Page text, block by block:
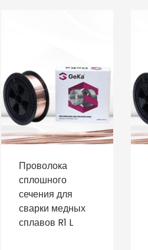
Проволока
сплошного
сечения для
сварки медных
сплавов R1 L